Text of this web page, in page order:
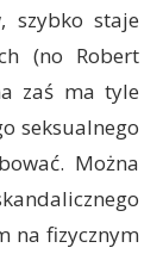
szybko staje
(no Robert
zaś ma tyle
seksualnego
Można
na fizycznym